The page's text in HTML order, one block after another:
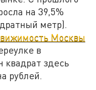
на 39,5%
метр).
Москвы
в
квадрат здесь
рублей.